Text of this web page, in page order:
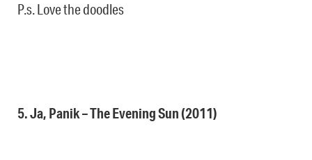
P.s. Love the doodles
5. Ja, Panik – The Evening Sun (2011)